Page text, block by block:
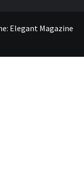
Elegant Magazine